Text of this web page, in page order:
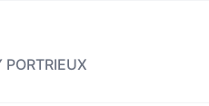
PORTRIEUX